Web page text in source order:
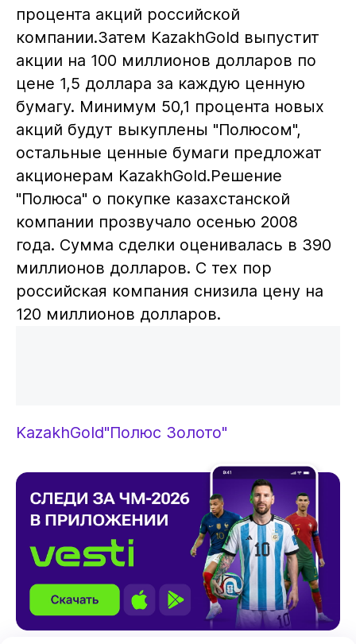
процента акций российской
компании.Затем KazakhGold выпустит
акции на 100 миллионов долларов по
цене 1,5 доллара за каждую ценную
бумагу. Минимум 50,1 процента новых
акций будут выкуплены "Полюсом",
остальные ценные бумаги предложат
акционерам KazakhGold.Решение
"Полюса" о покупке казахстанской
компании прозвучало осенью 2008
года. Сумма сделки оценивалась в 390
миллионов долларов. С тех пор
российская компания снизила цену на
120 миллионов долларов.
KazakhGold"Полюс Золото"